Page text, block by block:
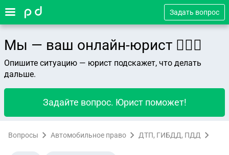
Задать вопрос
Мы — ваш онлайн-юрист 👨🏻‍⚖️
Опишите ситуацию — юрист подскажет, что делать
дальше.
Задайте вопрос. Юрист поможет!
Вопросы Автомобильное право ДТП, ГИБДД, ПДД